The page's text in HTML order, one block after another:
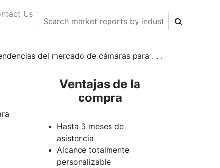
Us
del mercado de cámaras para . . .
Ventajas de la
compra
Hasta 6 meses de
asistencia
Alcance totalmente
personalizable